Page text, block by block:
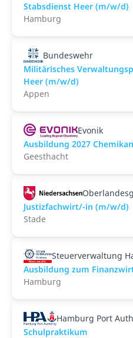
Stabsdienst Heer (m/w/d)
Hamburg
Bundeswehr
Militärisches
Heer (m/w/d)
Appen
Evonik
Ausbildung 2027
Geesthacht
Justizfachwirt/-in (m/w/d)
Stade
Steuerverwaltung
Ausbildung zum
Hamburg
Hamburg Port
Schulpraktikum